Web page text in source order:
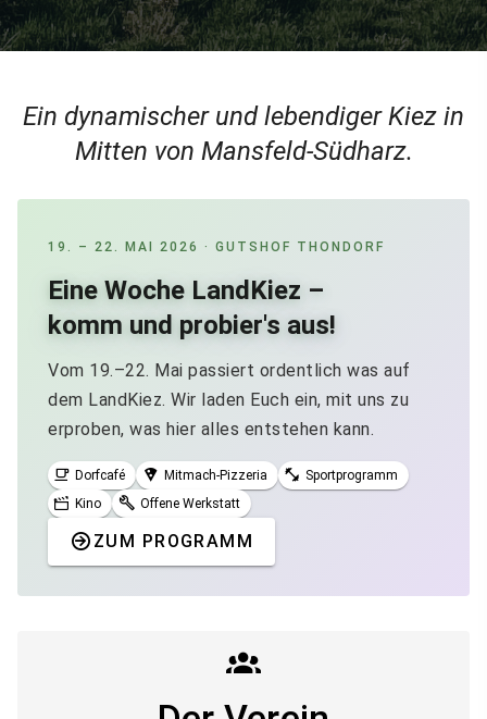
Ein dynamischer und lebendiger Kiez in
Mitten von Mansfeld-Südharz.
19. – 22. MAI 2026 · GUTSHOF THONDORF
Eine Woche LandKiez –
komm und probier's aus!
Vom 19.–22. Mai passiert ordentlich was auf
dem LandKiez. Wir laden Euch ein, mit uns zu
erproben, was hier alles entstehen kann.
Dorfcafé Mitmach-Pizzeria
Sportprogramm
Kino
Offene Werkstatt
ZUM PROGRAMM